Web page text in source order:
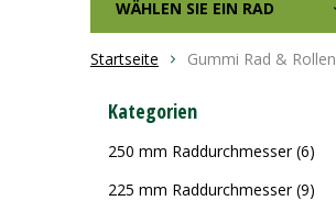
WÄHLEN SIE EIN RAD
Startseite Gummi Rad & Rollen
Kategorien
250 mm Raddurchmesser(6)
225 mm Raddurchmesser(9)